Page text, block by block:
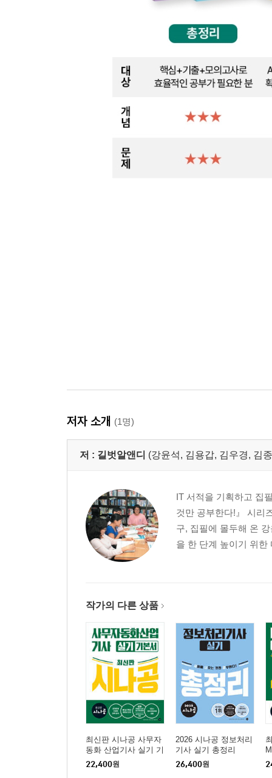
저자 소개 (1명)
저 : 길벗알앤디 (강윤석, 김용갑, 김우경, 김
IT 서적을 기획하고 집
것만 공부한다!』 시리
구, 집필에 몰두해 온
을 한 단계 높이기 위한
작가의 다른 상품
최신판 시나공 사무자
동화 산업기사 실기 기
본서
22,400원
2026 시나공 정보처리
기사 실기 총정리
26,400원